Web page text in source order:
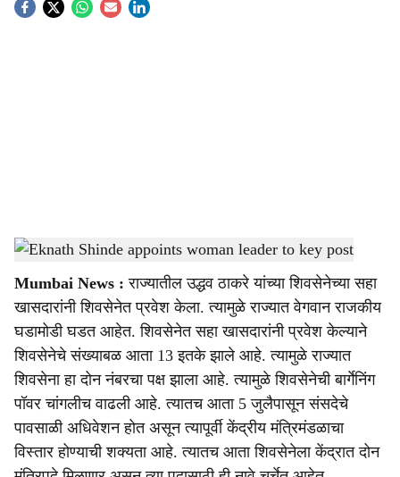
S
a
r
e
Eknath Shinde appoints woman leader to key post- Sarkarnama
Mumbai News : राज्यातील उद्धव ठाकरे यांच्या शिवसेनेच्या सहा
खासदारांनी शिवसेनेत प्रवेश केला. त्यामुळे राज्यात वेगवान राजकीय
घडामोडी घडत आहेत. शिवसेनेत सहा खासदारांनी प्रवेश केल्याने
शिवसेनेचे संख्याबळ आता 13 इतके झाले आहे. त्यामुळे राज्यात
शिवसेना हा दोन नंबरचा पक्ष झाला आहे. त्यामुळे शिवसेनेची बार्गेनिंग
पॉवर चांगलीच वाढली आहे. त्यातच आता 5 जुलैपासून संसदेचे
पावसाळी अधिवेशन होत असून त्यापूर्वी केंद्रीय मंत्रिमंडळाचा
विस्तार होण्याची शक्यता आहे. त्यातच आता शिवसेनेला केंद्रात दोन